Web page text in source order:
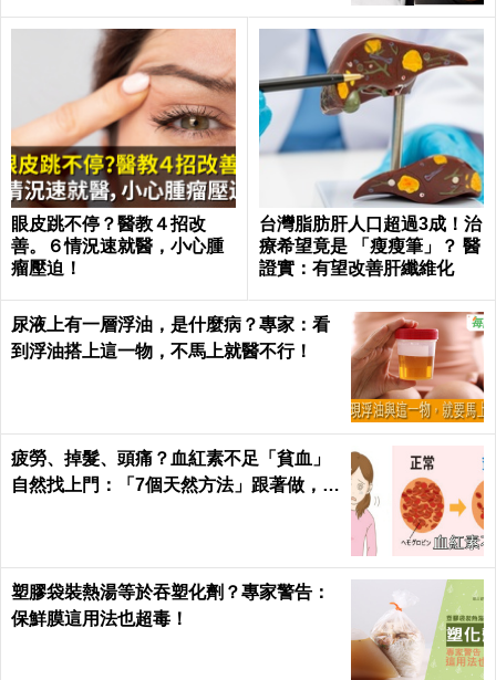
眼皮跳不停？醫教４招改
善。６情況速就醫，小心腫
瘤壓迫！
台灣脂肪肝人口超過3成！治
療希望竟是 「瘦瘦筆」？ 醫
證實：有望改善肝纖維化
尿液上有一層浮油，是什麼病？專家：看
到浮油搭上這一物，不馬上就醫不行！
疲勞、掉髮、頭痛？血紅素不足「貧血」
自然找上門：「7個天然方法」跟著做，杜
塑膠袋裝熱湯等於吞塑化劑？專家警告：
保鮮膜這用法也超毒！